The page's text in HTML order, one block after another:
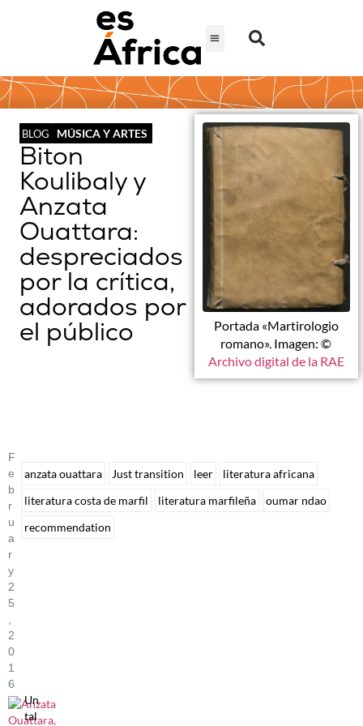
BLOG MÚSICA Y ARTES
Biton
Koulibaly y
Anzata
Ouattara:
despreciados
por la crítica,
adorados por
el público
Portada «Martirologio
romano». Imagen: ©
Archivo digital de la RAE
F
E
B
R
U
A
R
Y
2
5
2
0
1
6
Un
tal
anzata ouattara Just transition leer
literatura africana
literatura costa de marfil
literatura marfileña
oumar ndao
recommendation